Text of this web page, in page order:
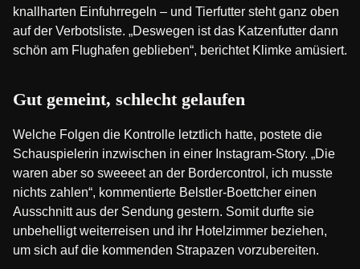
knallharten Einfuhrregeln – und Tierfutter steht ganz oben
auf der Verbotsliste. „Deswegen ist das Katzenfutter dann
schön am Flughafen geblieben“, berichtet Klimke amüsiert.
Gut gemeint, schlecht gelaufen
Welche Folgen die Kontrolle letztlich hatte, postete die
Schauspielerin inzwischen in einer Instagram-Story. „Die
waren aber so sweeeet an der Bordercontrol, ich musste
nichts zahlen“, kommentierte Belstler-Boettcher einen
Ausschnitt aus der Sendung gestern. Somit durfte sie
unbehelligt weiterreisen und ihr Hotelzimmer beziehen,
um sich auf die kommenden Strapazen vorzubereiten.